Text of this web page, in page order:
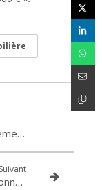
Abus de biens sociaux : Jugement du Tribunal correctionnel de BOURG EN BRESSE en date du 25 septembre 2020
Suivant
Clause de non-sollicitation de personnel : Jugement du Tribunal de commerce de LYON en date du 7 décembre 2020 RG n° 2019J1401